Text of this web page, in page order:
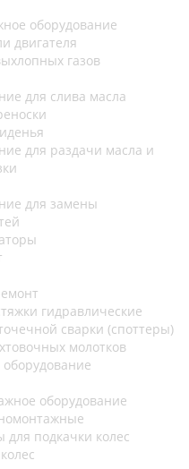
оборудование
двигателя
газов
для слива масла
для раздачи масла и
для замены
гидравлические
сварки (споттеры)
молотков
оборудование
для подкачки колес